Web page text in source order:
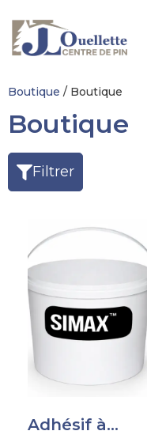
Boutique / Boutique
Boutique
Filtrer
Adhésif à